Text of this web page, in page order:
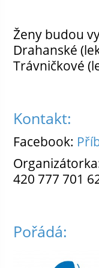
Ženy budou
Drahanské
Trávničkové
Kontakt:
Facebook:
420 777 701
Pořádá: